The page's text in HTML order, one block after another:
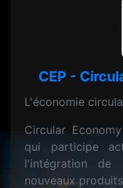
CEP -
L'économie
Circular
qui participe
l'intégration de
nouveaux